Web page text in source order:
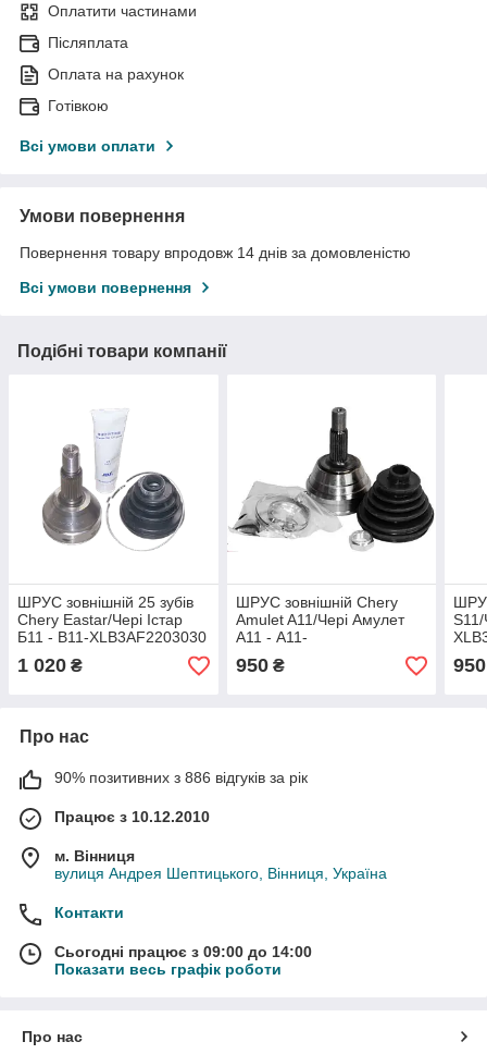
Оплатити частинами
Післяплата
Оплата на рахунок
Готівкою
Всі умови оплати
Умови повернення
Повернення товару впродовж 14 днів за домовленістю
Всі умови повернення
Подібні товари компанії
ШРУС зовнішній 25 зубів
Chery Eastar/Чері Істар
Б11 - B11-XLB3AF2203030
1 020 ₴
ШРУС зовнішній Chery
Amulet A11/Чері Амулет
А11 - A11-
XLB3AH2203030E
950₴ 950
Про нас
90% позитивних з 886 відгуків за рік
Працює з 10.12.2010
м. Вінниця
вулиця Андрея Шептицького, Вінниця, Україна
Контакти
Сьогодні працює з 09:00 до 14:00
Показати весь графік роботи
Про нас